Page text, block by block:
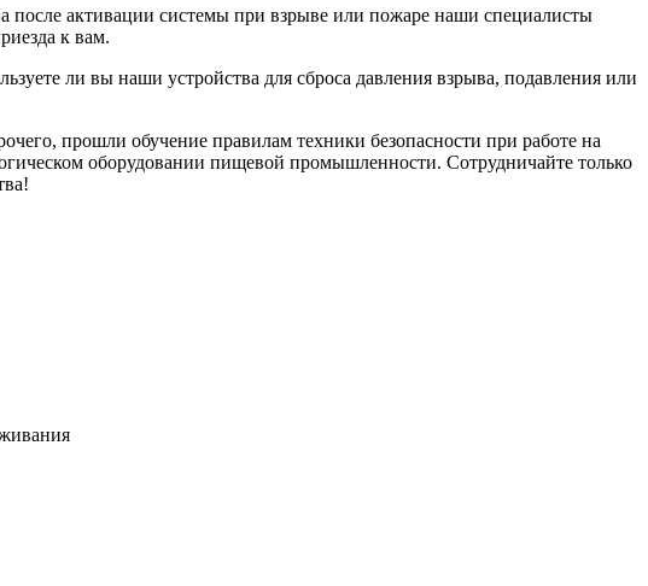
после активации системы при взрыве или пожаре наши специалисты
к вам.
ли вы наши устройства для сброса давления взрыва, подавления или
прошли обучение правилам техники безопасности при работе на
оборудовании пищевой промышленности. Сотрудничайте только